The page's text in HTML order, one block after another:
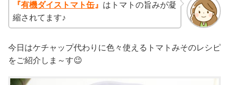
『有機ダイストマト缶 』 はトマトの旨みが凝
縮されてます♪
今日はケチャップ代わりに色々使えるトマトみそのレシピ
をご紹介しま～す😉